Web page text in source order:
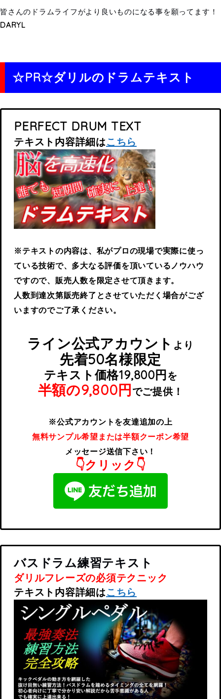
皆さんのドラムライフがより良いものになる事を願ってます！
DARYL
☆PR☆ダリルのドラムテキスト
PERFECT DRUM TEXT
テキスト内容詳細はこちら
※テキストの内容は、私がプロの現場で実際に使っ
ている技術で、多大なる評価を頂いているノウハウ
ですので、販売人数を限定させて頂きます。
人数到達次第販売終了とさせていただく場合がござ
いますのでご了承ください。
ライン公式アカウント より
先着50名様限定
テキスト価格19,800円を
半額の9,800円でご提供！
※公式アカウントを友達追加の上
無料サンプル希望または半額クーポン希望
メッセージ送信下さい！
👇クリック👇
バスドラム練習テキスト
ダリルフレーズの必須テクニック
テキスト内容詳細はこちら